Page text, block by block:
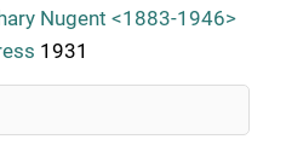
Nugent <1883-1946>
1931